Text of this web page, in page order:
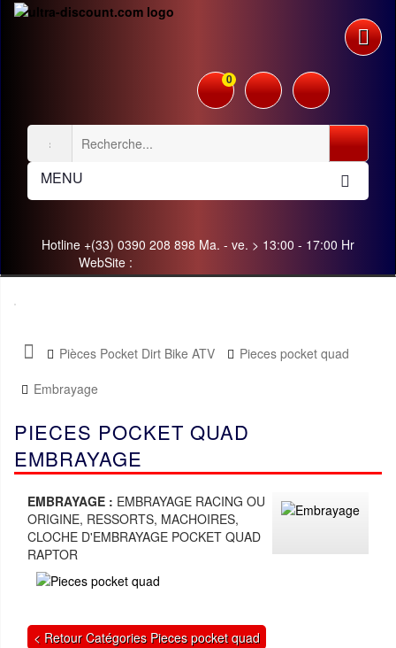
0
MENU
Hotline +(33) 0390 208 898 Ma. - ve. > 13:00 - 17:00 Hr
WebSite :
Pièces Pocket Dirt Bike ATV
Pieces pocket quad
Embrayage
PIECES POCKET QUAD
EMBRAYAGE
EMBRAYAGE : EMBRAYAGE RACING OU
ORIGINE, RESSORTS, MACHOIRES,
CLOCHE D'EMBRAYAGE POCKET QUAD
RAPTOR
< Retour Catégories Pieces pocket quad